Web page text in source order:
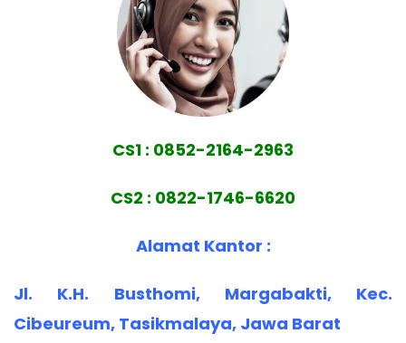
CS1 : 0852-2164-2963
CS2 : 0822-1746-6620
Alamat Kantor :
Jl. K.H. Busthomi, Margabakti, Kec.
Cibeureum, Tasikmalaya, Jawa Barat